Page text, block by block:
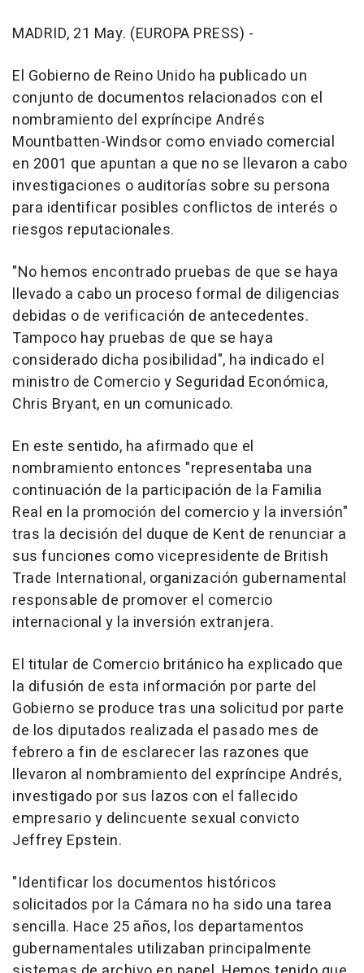
MADRID, 21 May. (EUROPA PRESS) -
El Gobierno de Reino Unido ha publicado un
conjunto de documentos relacionados con el
nombramiento del expríncipe Andrés
Mountbatten-Windsor como enviado comercial
en 2001 que apuntan a que no se llevaron a cabo
investigaciones o auditorías sobre su persona
para identificar posibles conflictos de interés o
riesgos reputacionales.
"No hemos encontrado pruebas de que se haya
llevado a cabo un proceso formal de diligencias
debidas o de verificación de antecedentes.
Tampoco hay pruebas de que se haya
considerado dicha posibilidad", ha indicado el
ministro de Comercio y Seguridad Económica,
Chris Bryant, en un comunicado.
En este sentido, ha afirmado que el
nombramiento entonces "representaba una
continuación de la participación de la Familia
Real en la promoción del comercio y la inversión"
tras la decisión del duque de Kent de renunciar a
sus funciones como vicepresidente de British
Trade International, organización gubernamental
responsable de promover el comercio
internacional y la inversión extranjera.
El titular de Comercio británico ha explicado que
la difusión de esta información por parte del
Gobierno se produce tras una solicitud por parte
de los diputados realizada el pasado mes de
febrero a fin de esclarecer las razones que
llevaron al nombramiento del expríncipe Andrés,
investigado por sus lazos con el fallecido
empresario y delincuente sexual convicto
Jeffrey Epstein.
"Identificar los documentos históricos
solicitados por la Cámara no ha sido una tarea
sencilla. Hace 25 años, los departamentos
gubernamentales utilizaban principalmente